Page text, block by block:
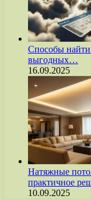
Способы найти
выгодных…
16.09.2025
Натяжные
практичное
10.09.2025